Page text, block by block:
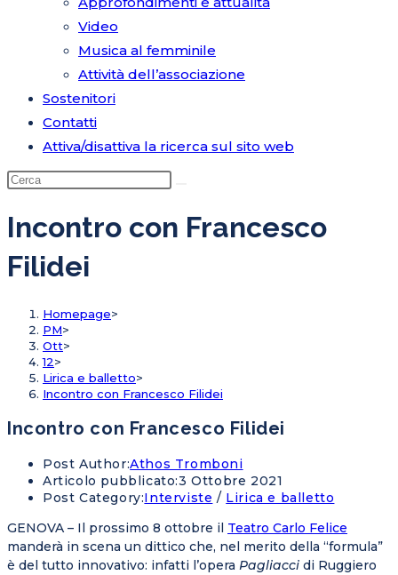
Video
Musica al femminile
Attività dell’associazione
Sostenitori
Contatti
Attiva/disattiva la ricerca sul sito web
Incontro con Francesco
Filidei
Homepage>
PM>
Ott>
12>
Lirica e balletto>
Incontro con Francesco Filidei
Incontro con Francesco Filidei
Post Author:Athos Tromboni
Articolo pubblicato:3 Ottobre 2021
Post Category:Interviste / Lirica e balletto
GENOVA – Il prossimo 8 ottobre il Teatro Carlo Felice
manderà in scena un dittico che, nel merito della “formula”
è del tutto innovativo: infatti l’opera Pagliacci di Ruggiero